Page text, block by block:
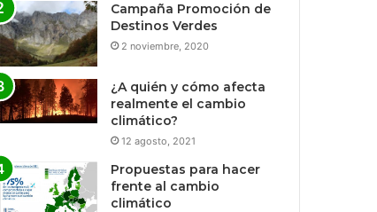
Campaña Promoción de
Destinos Verdes
2 noviembre, 2020
¿A quién y cómo afecta
realmente el cambio
climático?
12 agosto, 2021
Propuestas para hacer
frente al cambio
climático